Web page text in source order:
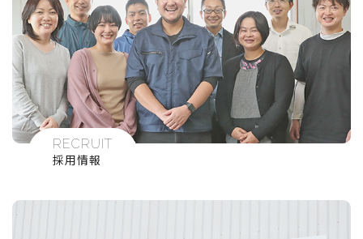
RECRUIT
採用情報